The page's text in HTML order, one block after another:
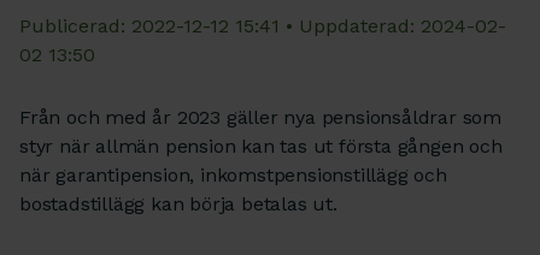
Publicerad: 2022-12-12 15:41 • Uppdaterad: 2024-02-
02 13:50
Från och med år 2023 gäller nya pensionsåldrar som
styr när allmän pension kan tas ut första gången och
när garantipension, inkomstpensionstillägg och
bostadstillägg kan börja betalas ut.